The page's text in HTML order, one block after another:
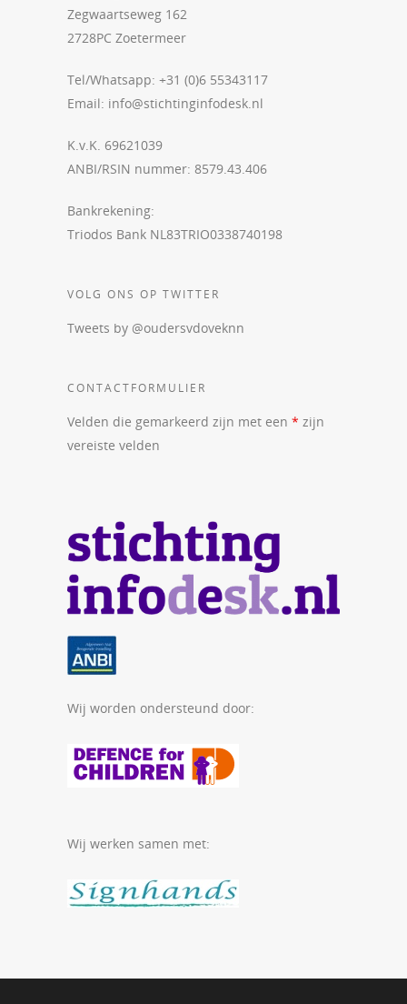
Zegwaartseweg 162
2728PC Zoetermeer
Tel/Whatsapp: +31 (0)6 55343117
Email: info@stichtinginfodesk.nl
K.v.K. 69621039
ANBI/RSIN nummer: 8579.43.406
Bankrekening:
Triodos Bank NL83TRIO0338740198
VOLG ONS OP TWITTER
Tweets by @oudersvdoveknn
CONTACTFORMULIER
Velden die gemarkeerd zijn met een * zijn
vereiste velden
Wij worden ondersteund door:
Wij werken samen met: